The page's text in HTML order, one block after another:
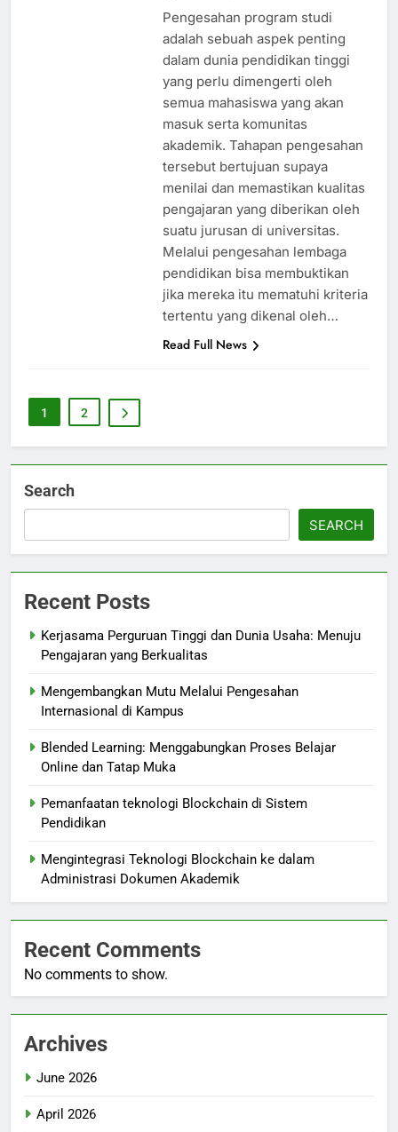
Pengesahan program studi
adalah sebuah aspek penting
dalam dunia pendidikan tinggi
yang perlu dimengerti oleh
semua mahasiswa yang akan
masuk serta komunitas
akademik. Tahapan pengesahan
tersebut bertujuan supaya
menilai dan memastikan kualitas
pengajaran yang diberikan oleh
suatu jurusan di universitas.
Melalui pengesahan lembaga
pendidikan bisa membuktikan
jika mereka itu mematuhi kriteria
tertentu yang dikenal oleh…
Read Full News
1 2
Search
SEARCH
Recent Posts
Kerjasama Perguruan Tinggi dan Dunia Usaha: Menuju
Pengajaran yang Berkualitas
Mengembangkan Mutu Melalui Pengesahan
Internasional di Kampus
Blended Learning: Menggabungkan Proses Belajar
Online dan Tatap Muka
Pemanfaatan teknologi Blockchain di Sistem
Pendidikan
Mengintegrasi Teknologi Blockchain ke dalam
Administrasi Dokumen Akademik
Recent Comments
No comments to show.
Archives
June 2026
April 2026